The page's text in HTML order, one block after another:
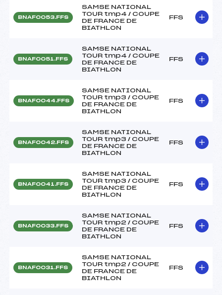
BNAF0053.FFS
SAMSE NATIONAL
TOUR tmp4 / COUPE
DE FRANCE DE
BIATHLON
FFS
BNAF0051.FFS
SAMSE NATIONAL
TOUR tmp4 / COUPE
DE FRANCE DE
BIATHLON
FFS
BNAF0044.FFS
SAMSE NATIONAL
TOUR tmp3 / COUPE
DE FRANCE DE
BIATHLON
FFS
BNAF0042.FFS
SAMSE NATIONAL
TOUR tmp3 / COUPE
DE FRANCE DE
BIATHLON
FFS
BNAF0041.FFS
SAMSE NATIONAL
TOUR tmp3 / COUPE
DE FRANCE DE
BIATHLON
FFS
BNAF0033.FFS
SAMSE NATIONAL
TOUR tmp2 / COUPE
DE FRANCE DE
BIATHLON
FFS
BNAF0031.FFS
SAMSE NATIONAL
TOUR tmp2 / COUPE
DE FRANCE DE
BIATHLON
FFS